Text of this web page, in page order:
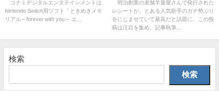
始！デラックス版の魅力とは？
コナミデジタルエンタテインメントは、
Nintendo Switch用ソフト「ときめきメモ
リアル～forever with you～ エ...
レシート
明治創業の老舗羊羹屋さんで発行された
レシートが、とある人気歌手のガチ勢ぶり
をにじませていて最高だと話題に。この投
稿は注目を集め、記事執筆...
検索
検索